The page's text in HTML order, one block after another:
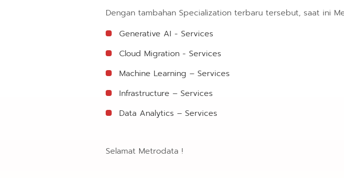
Dengan tambahan Specialization terbaru tersebut, saat ini
Generative AI - Services
Cloud Migration - Services
Machine Learning – Services
Infrastructure – Services
Data Analytics – Services
Selamat Metrodata !